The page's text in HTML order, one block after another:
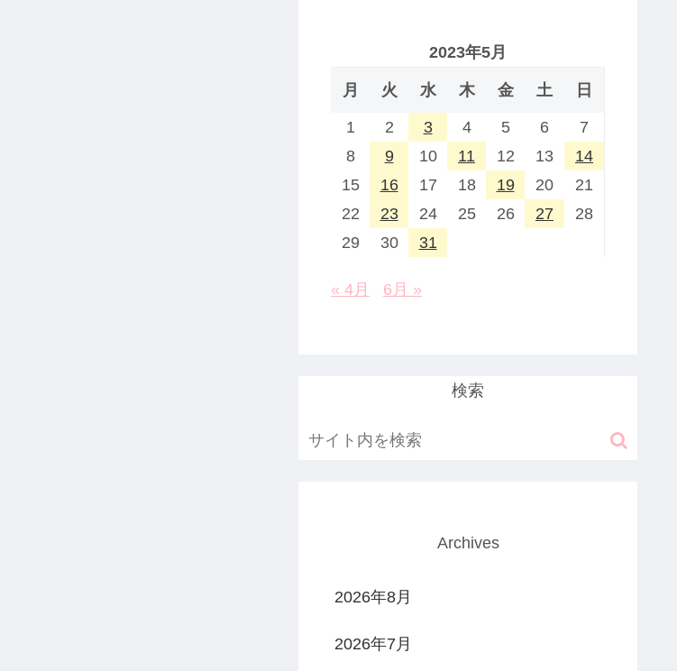
2023年5月
月 火 水 木 金 土 日
1 2 3 4 5 6
7
8
9 10 11 12 13
14
15
16 17 18 19 20
21
22
23 24 25 26 27
28
29
30 31
« 4月 6月 »
検索
Archives
2026年8月
2026年7月